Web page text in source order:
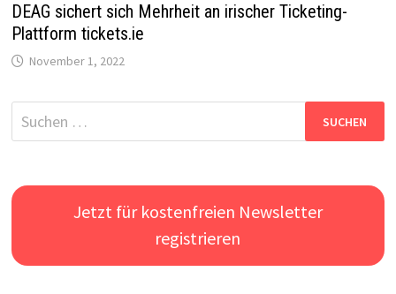
DEAG sichert sich Mehrheit an irischer Ticketing-
Plattform tickets.ie
November 1, 2022
Suchen
nach:
Jetzt für kostenfreien Newsletter
registrieren